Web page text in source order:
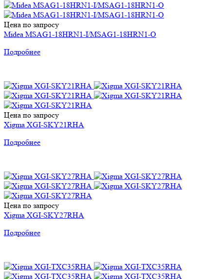
Цена по запросу
Midea MSAG1-18HRN1-I/MSAG1-18HRN1-O
Подробнее
Цена по запросу
Xigma XGI-SKY21RHA
Подробнее
Цена по запросу
Xigma XGI-SKY27RHA
Подробнее